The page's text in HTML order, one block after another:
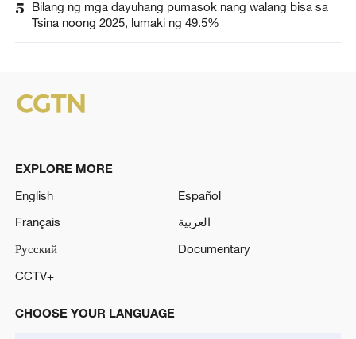
5
Bilang ng mga dayuhang pumasok nang walang bisa sa
Tsina noong 2025, lumaki ng 49.5%
EXPLORE MORE
English
Español
Français
العربية
Русский
Documentary
CCTV+
CHOOSE YOUR LANGUAGE